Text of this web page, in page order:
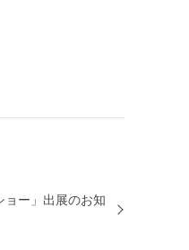
ョー」出展のお知